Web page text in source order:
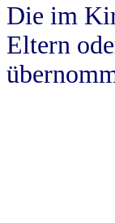
Die im
Eltern